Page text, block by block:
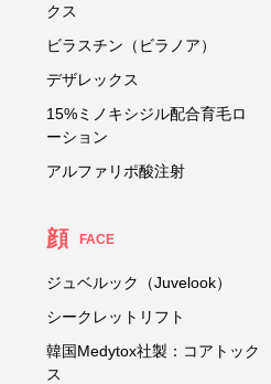
クス
ビラスチン（ビラノア）
デザレックス
15%ミノキシジル配合育毛ロ
ーション
アルファリポ酸注射
顔 FACE
ジュベルック（Juvelook）
シークレットリフト
韓国Medytox社製：コアトック
ス